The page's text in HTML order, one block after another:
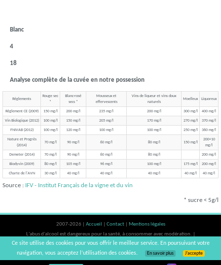
Blanc
4
18
Analyse complète de la cuvée en notre possession
Réglements
Rouge sec
*
Blanc-rosé
secs *
Mousseux et
effervescents
Vins de liqueur et vins doux
naturels
Moelleux Liquoreux
Règlement CE (2009) 150 mg/l 200 mg/l 235 mg/l 200 mg/l 300 mg/l 400 mg/l
Vin Biologique (2012) 100 mg/l 150 mg/l 205 mg/l 170 mg/l 270 mg/l 370 mg/l
FNIVAB (2012) 100 mg/l 120 mg/l 100 mg/l 100 mg/l 250 mg/l 360 mg/l
Nature et Progrès
(2014)
70 mg/l 90 mg/l 60 mg/l 80 mg/l 150 mg/l
200+10
mg/l
Demeter (2014) 70 mg/l 90 mg/l 60 mg/l 80 mg/l 200 mg/l
Biodyvin (2009) 80 mg/l 105 mg/l 96 mg/l 100 mg/l 175 mg/l 200 mg/l
Charte de l'AVN 30 mg/l 40 mg/l 40 mg/l 40 mg/l 40 mg/l 40 mg/l
Source : IFV - Institut Français de la vigne et du vin
* sucre < 5g/l
2007-2026 | Accueil Contact
Mentions légales
L'abus d'alcool est dangereux pour la santé, à consommer avec modération. |
vinsnaturels | v3.12
Ce site utilise des cookies pour vous offrir le meilleur service. En poursuivant votre
navigation, vous acceptez l’utilisation des cookies.
En savoir plus J’accepte